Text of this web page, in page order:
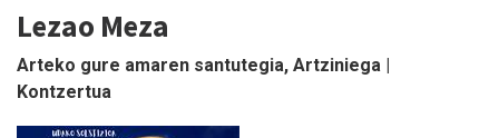
Lezao Meza
Arteko gure amaren santutegia, Artziniega |
Kontzertua